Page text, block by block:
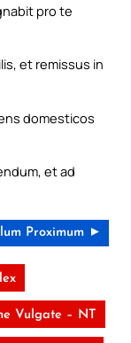
pro te
et remissus in
domesticos
et ad
Proximum ►
Vulgate – NT